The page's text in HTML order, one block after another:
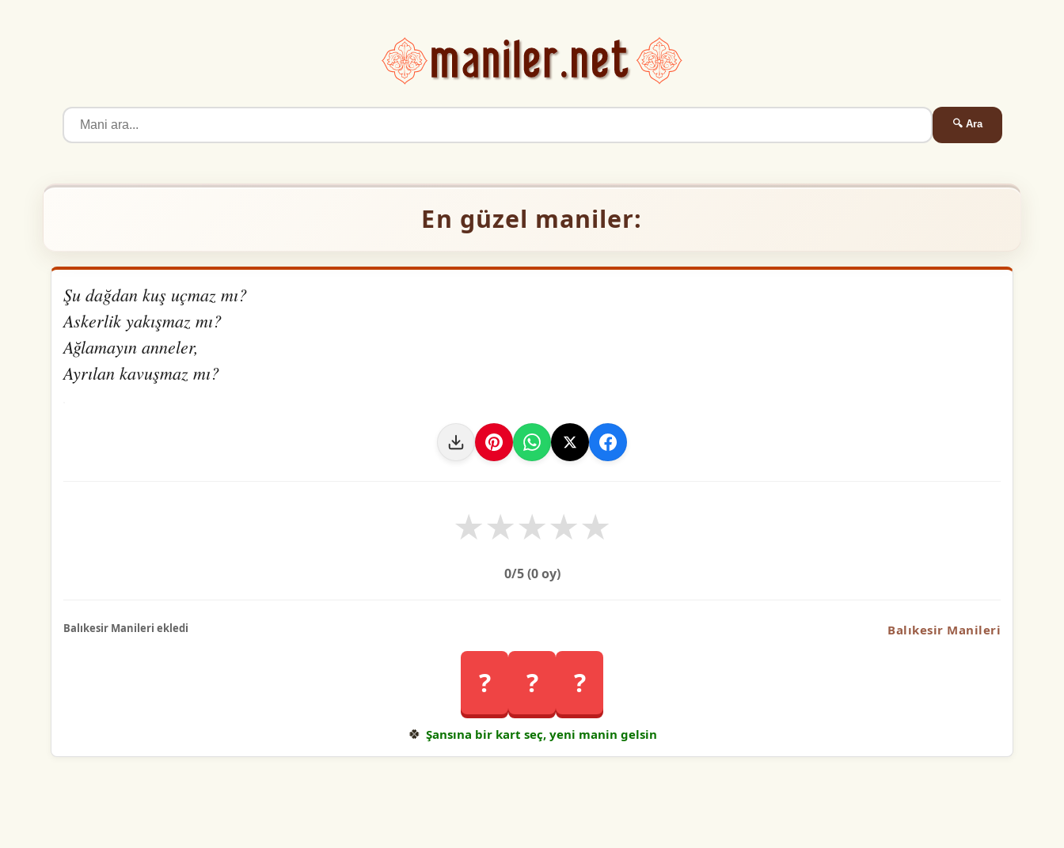
🔍 Ara
En güzel maniler:
Şu dağdan kuş uçmaz mı?
Askerlik yakışmaz mı?
Ağlamayın anneler,
Ayrılan kavuşmaz mı?
★
★
★
★
★
0/5 (0oy)
Balıkesir Manileri ekledi Balıkesir Manileri
? ? ?
🍀 Şansına bir kart seç, yeni manin gelsin